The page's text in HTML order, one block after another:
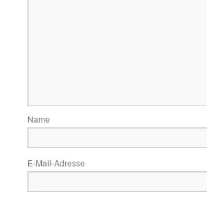
Name
E-Mail-Adresse